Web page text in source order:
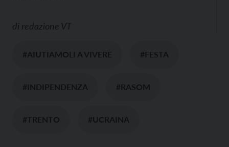
di redazione VT
#AIUTIAMOLI A VIVERE #FESTA
#INDIPENDENZA #RASOM
#TRENTO #UCRAINA